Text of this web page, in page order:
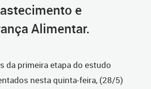
e
Alimentar.
da primeira etapa do estudo
nesta quinta-feira, (28/5)